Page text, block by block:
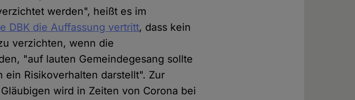
werden", heißt es im
DBK die Auffassung vertritt, dass kein
verzichten, wenn die
"auf lauten Gemeindegesang sollte
Risikoverhalten darstellt". Zur
wird in Zeiten von Corona bei